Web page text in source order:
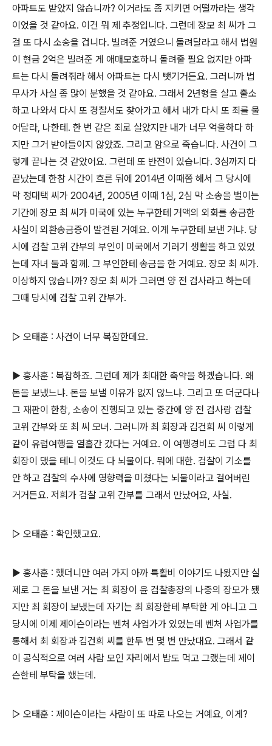
아파트도 받았지 않습니까? 이거라도 좀 지키면 어떨까라는 생각
이었을 것 같아요. 이건 뭐 제 추정입니다. 그런데 장모 최 씨가 그
걸 또 다시 소송을 겁니다. 빌려준 거였으니 돌려달라고 해서 법원
이 현금 2억은 빌려준 게 애매모호하니 돌려줄 필요 없지만 아파
트는 다시 돌려줘라 해서 아파트는 다시 뺏기거든요. 그러니까 법
무사가 사실 좀 많이 분했을 것 같아요. 그래서 2년형을 살고 출소
하고 나와서 다시 또 경찰서도 찾아가고 해서 내가 다시 또 죄를 물
어달라, 나한테. 한 번 같은 죄로 살았지만 내가 너무 억울하다 하
지만 그거 받아들이지 않았죠. 그리고 암으로 죽습니다. 사건이 그
렇게 끝나는 것 같았어요. 그런데 또 반전이 있습니다. 3심까지 다
끝났는데 한참 시간이 흐른 뒤에 2014년 이때쯤 해서 그 당시에
막 정대택 씨가 2004년, 2005년 이때 1심, 2심 막 소송을 벌이는
기간에 장모 최 씨가 미국에 있는 누구한테 거액의 외화를 송금한
사실이 외환송금증이 발견된 거예요. 이게 누구한테 보낸 거냐. 당
시에 검찰 고위 간부의 부인이 미국에서 기러기 생활을 하고 있었
는데 자녀 둘과 함께. 그 부인한테 송금을 한 거예요. 장모 최 씨가.
이상하지 않습니까? 장모 최 씨가 그러면 양 전 검사라고 하는데
그때 당시에 검찰 고위 간부가.
▷ 오태훈 : 사건이 너무 복잡한데요.
▶ 홍사훈 : 복잡하죠. 그런데 제가 최대한 축약을 하겠습니다. 왜
돈을 보냈느냐. 돈을 보낼 이유가 없지 않느냐. 그리고 또 더군다나
그 재판이 한창, 소송이 진행되고 있는 중간에 양 전 검사랑 검찰
고위 간부와 또 최 씨 모녀. 그러니까 최 회장과 김건희 씨 이렇게
같이 유럽여행을 열흘간 갔다는 거예요. 이 여행경비도 그럼 다 최
회장이 댔을 테니 이것도 다 뇌물이다. 뭐에 대한. 검찰이 기소를
안 하고 검찰의 수사에 영향력을 미쳤다는 뇌물이라고 걸어버린
거거든요. 저희가 검찰 고위 간부를 그래서 만났어요, 사실.
▷ 오태훈 : 확인했고요.
▶ 홍사훈 : 했더니만 여러 가지 아까 특활비 이야기도 나왔지만 실
제로 그 돈을 보낸 거는 최 회장이 윤 검찰총장의 나중의 장모가 됐
지만 최 회장이 보냈는데 자기는 최 회장한테 부탁한 게 아니고 그
당시에 이제 제이슨이라는 벤처 사업가가 있었는데 벤처 사업가를
통해서 최 회장과 김건희 씨를 한두 번 몇 번 만났대요. 그래서 같
이 공식적으로 여러 사람 모인 자리에서 밥도 먹고 그랬는데 제이
슨한테 부탁을 했는데.
▷ 오태훈 : 제이슨이라는 사람이 또 따로 나오는 거예요, 이게?